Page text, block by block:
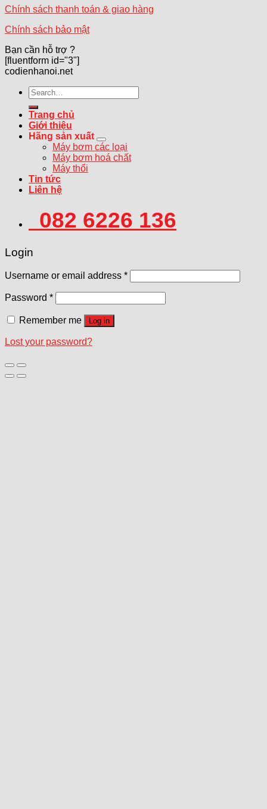
Chính sách thanh toán & giao hàng
Chính sách bảo mật
Bạn cần hỗ trợ ?
[fluentform id="3"]
codienhanoi.net
Search
for:
Trang chủ
Giới thiệu
Hãng sản xuất
Máy bơm các loại
Máy bơm hoá chất
Máy thổi
Tin tức
Liên hệ
082 6226 136
Login
Username or email address *
Password *
Remember me Log in
Lost your password?